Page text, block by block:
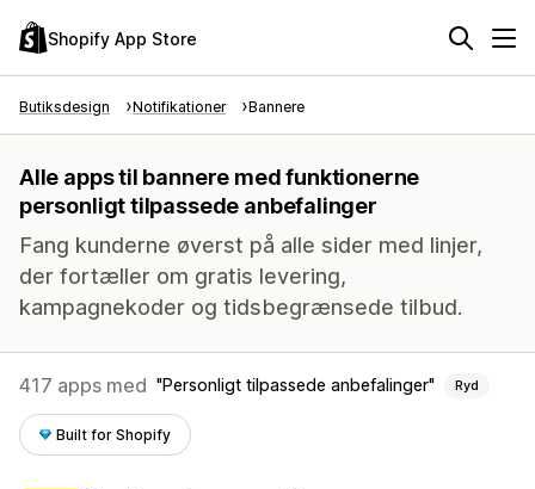
Shopify App Store
Butiksdesign Notifikationer Bannere
Alle apps til bannere med funktionerne
personligt tilpassede anbefalinger
Fang kunderne øverst på alle sider med linjer,
der fortæller om gratis levering,
kampagnekoder og tidsbegrænsede tilbud.
417 apps med Personligt tilpassede anbefalinger Ryd
Built for Shopify